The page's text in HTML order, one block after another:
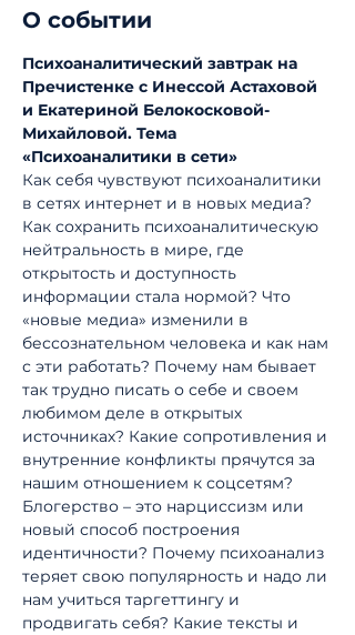
О событии
Психоаналитический завтрак на
Пречистенке с Инессой Астаховой
и Екатериной Белокосковой-
Михайловой. Тема
«Психоаналитики в сети»
Как себя чувствуют психоаналитики
в сетях интернет и в новых медиа?
Как сохранить психоаналитическую
нейтральность в мире, где
открытость и доступность
информации стала нормой? Что
«новые медиа» изменили в
бессознательном человека и как нам
с эти работать? Почему нам бывает
так трудно писать о себе и своем
любимом деле в открытых
источниках? Какие сопротивления и
внутренние конфликты прячутся за
нашим отношением к соцсетям?
Блогерство – это нарциссизм или
новый способ построения
идентичности? Почему психоанализ
теряет свою популярность и надо ли
нам учиться таргеттингу и
продвигать себя? Какие тексты и